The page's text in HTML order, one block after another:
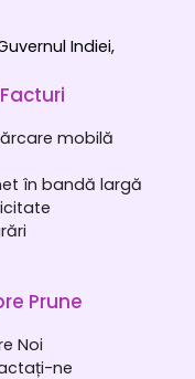
Indiei,
mobilă
în bandă largă
Prune
Noi
ne